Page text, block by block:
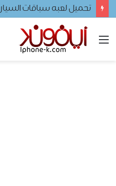
تحميل لعبه سباقات
القائمة